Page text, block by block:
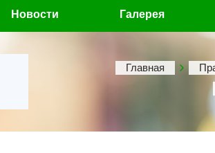
Новости Галерея
Главная